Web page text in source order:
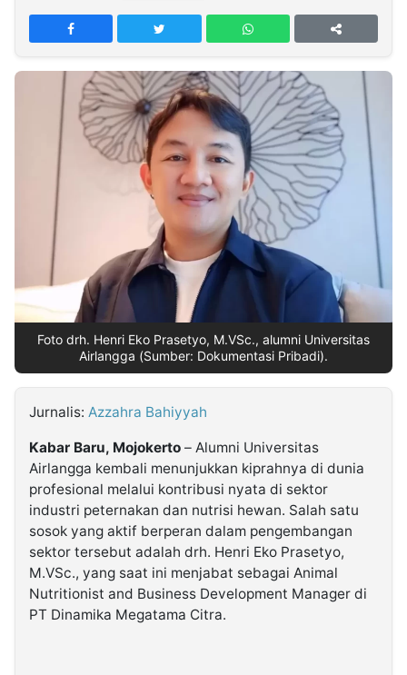
PT
TREETAN
INDONESIA
Partner
Idealita
Dinamikapost.com
Seedbacklink
Kabarbaru
Kabarbaru.co
2026
Kabarbaru
Media
Holding
Foto drh. Henri Eko Prasetyo, M.VSc., alumni Universitas
Airlangga (Sumber: Dokumentasi Pribadi).
Jurnalis: Azzahra Bahiyyah
Kabar Baru, Mojokerto – Alumni Universitas
Airlangga kembali menunjukkan kiprahnya di dunia
profesional melalui kontribusi nyata di sektor
industri peternakan dan nutrisi hewan. Salah satu
sosok yang aktif berperan dalam pengembangan
sektor tersebut adalah drh. Henri Eko Prasetyo,
M.VSc., yang saat ini menjabat sebagai Animal
Nutritionist and Business Development Manager di
PT Dinamika Megatama Citra.